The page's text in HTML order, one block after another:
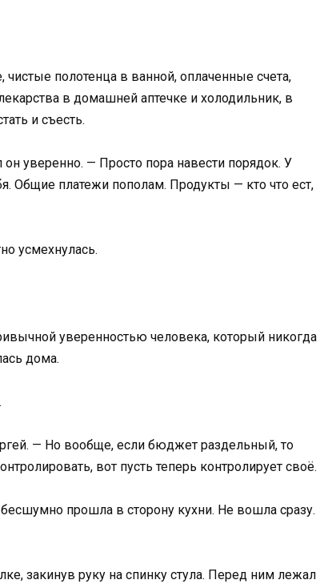
полотенца в ванной, оплаченные счета,
в домашней аптечке и холодильник, в
и съесть.
уверенно. — Просто пора навести порядок. У
Общие платежи пополам. Продукты — кто что ест,
усмехнулась.
уверенностью человека, который никогда
дома.
— Но вообще, если бюджет раздельный, то
вот пусть теперь контролирует своё.
прошла в сторону кухни. Не вошла сразу.
закинув руку на спинку стула. Перед ним лежал